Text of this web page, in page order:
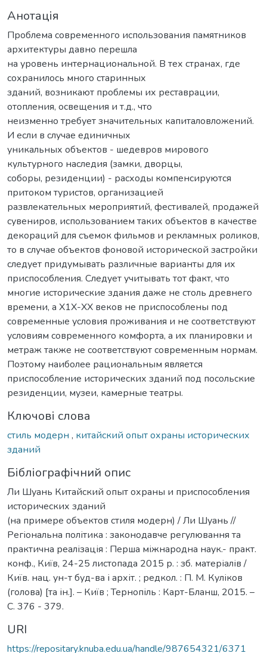
Анотація
Проблема современного использования памятников
архитектуры давно перешла
на уровень интернациональной. В тех странах, где
сохранилось много старинных
зданий, возникают проблемы их реставрации,
отопления, освещения и т.д., что
неизменно требует значительных капиталовложений.
И если в случае единичных
уникальных объектов - шедевров мирового
культурного наследия (замки, дворцы,
соборы, резиденции) - расходы компенсируются
притоком туристов, организацией
развлекательных мероприятий, фестивалей, продажей
сувениров, использованием таких объектов в качестве
декораций для съемок фильмов и рекламных роликов,
то в случае объектов фоновой исторической застройки
следует придумывать различные варианты для их
приспособления. Следует учитывать тот факт, что
многие исторические здания даже не столь древнего
времени, а Х1Х-ХХ веков не приспособлены под
современные условия проживания и не соответствуют
условиям современного комфорта, а их планировки и
метраж также не соответствуют современным нормам.
Поэтому наиболее рациональным является
приспособление исторических зданий под посольские
резиденции, музеи, камерные театры.
Ключові слова
стиль модерн , китайский опыт охраны исторических
зданий
Бібліографічний опис
Ли Шуань Китайский опыт охраны и приспособления
исторических зданий
(на примере объектов стиля модерн) / Ли Шуань //
Регіональна політика : законодавче регулювання та
практична реалізація : Перша міжнародна наук.- практ.
конф., Київ, 24-25 листопада 2015 р. : зб. матеріалів /
Київ. нац. ун-т буд-ва і архіт. ; редкол. : П. М. Куліков
(голова) [та ін.]. – Київ ; Тернопіль : Карт-Бланш, 2015. –
С. 376 - 379.
URI
https://repositary.knuba.edu.ua/handle/987654321/6371